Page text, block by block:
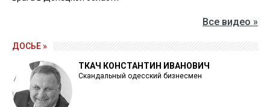
Все видео »
ДОСЬЕ »
ТКАЧ КОНСТАНТИН ИВАНОВИЧ
Скандальный одесский бизнесмен